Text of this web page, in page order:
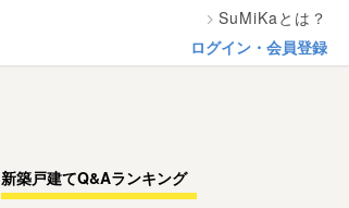
SuMiKaとは？
ログイン・会員登録
新築戸建てQ&Aランキング